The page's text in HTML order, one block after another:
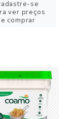
se
ver preços
e comprar